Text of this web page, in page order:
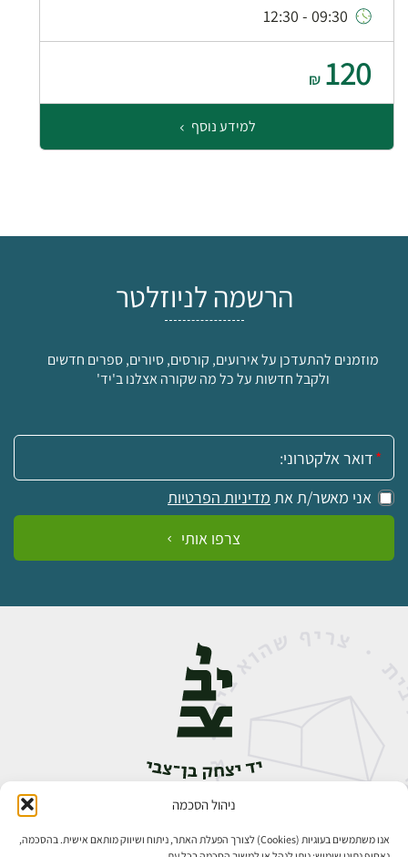
ניהול הסכמה
אנו משתמשים בעוגיות (Cookies) לצורך הפעלת האתר, ניתוח ושיווק מותאם אישית. בהסכמה,
09:30 - 12:30
120
₪
למידע נוסף
הרשמה לניוזלטר
מוזמנים להתעדכן על אירועים, קורסים, סיורים, ספרים חדשים
ולקבל חדשות על כל מה שקורה אצלנו ב'יד'
אימייל:
אני מאשר/ת את מדיניות הפרטיות
צרפו אותי
אבן גבירול 14, רחביה, ירושלים